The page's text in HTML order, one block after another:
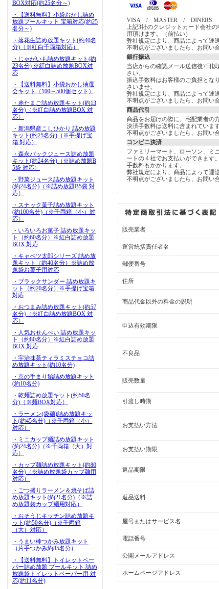
BOX対応(約25名分～)
・【送料無料】小袋おかし詰め
放題プールキット 宝箱対応(約25
名分～)
・落花生詰め放題キット(約40名
分)（※紅白千両箱対応）
・じゃがいも詰め放題キット(約
23名分) ※紅白詰め放題BOX対
応
・【送料無料】小袋おかし抽選
会キット（100～500個セット）
・赤たまご詰め放題キット(約13
名分)（※紅白詰め放題BOX 対
応）
・新潟県産こしひかり 詰め放題
キット(約25名分)（※手提げ宝
箱 対応）
・森永パックジュース詰め放題
キット(約24名分)（※詰め放題B
5袋 対応）
・野菜ジュース詰め放題キット
(約24名分)（※詰め放題B5袋 対
応）
・スナック菓子詰め放題キット
(約100名分)（※千両箱（小）対
応）
・いろいろお菓子 詰め放題キッ
ト（約60名分）※紅白詰め放題
BOX 対応
・キャベツ太郎シリーズ 詰め放
題キット（約40名分）※詰め放
題袋お菓子用対応
・ブラックサンダー 詰め放題キ
ット（約20名分）※手提げ宝箱
対応
・おつまみ詰め放題キット(約57
名分)（※紅白詰め放題BOX 対
応）
・人気おせんべい 詰め放題キッ
ト（約80名分）※紅白詰め放題
BOX 対応
・宇治抹茶ティラミスチョコ詰
め放題キット(約10名分)
・京の手まり飴詰め放題キット
(約10名分)
・乾麺詰め放題キット(約50名
分)（※麺BOX対応）
・ラーメン(袋麺)詰め放題キッ
ト(約45名分)（※千両箱（小）
対応）
・ミニカップ麺詰め放題キット
(約24名分)（※千両箱（大）対
応）
・カップ麺詰め放題キット(約80
名分)（※詰め放題袋カップ麺用
対応）
・ごつ盛りラーメン＆焼そば詰
め放題キット(約21名分)（※詰
め放題袋カップ麺用対応）
・おそうじキッチン詰め放題キ
ット(約50名分)（※千両箱
（大）対応）
・うまい棒つかみ放題キット
（片手つかみ約85名分）
・【送料無料】トイレットペー
パー詰め放題 プールキット 詰め
放題袋トイレットペーパー用 対
応(約11名分)
VISA / MASTER / DINERS
上記3社のクレジットカード会社
用頂けます。（前払い）
弊社規定により、商品によって運
不明点がございましたら、お問い
銀行振込
当店からの確認メール送信後7日
さい。
振込手数料はお客様のご負担とな
さいませ。
弊社規定により、商品によって運
不明点がございましたら、お問い
商品代引
商品をお届けの際に、宅配業者の
決済手数料は送料に含まれていま
不明点がございましたら、お問い
コンビニ決済
ファミリーマート、ローソン、ミ
ートの４社でお支払いができます
手数料もかかります。
弊社規定により、商品によって運
不明点がございましたら、お問い
販売業者
運営統括責任者名
郵便番号
住所
商品代金以外の料金の説明
申込有効期限
不良品
販売数量
引渡し時期
お支払い方法
お支払い期限
返品期限
返品送料
屋号またはサービス名
電話番号
公開メールアドレス
ホームページアドレス